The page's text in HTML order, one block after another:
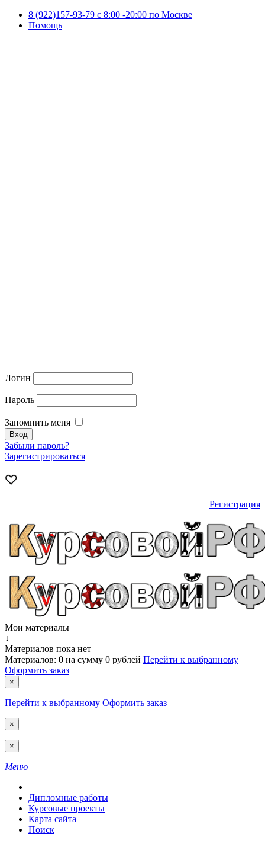
8 (922)157-93-79 c 8:00 -20:00 по Москве
Помощь
Логин
Пароль
Запомнить меня
Забыли пароль?
Зарегистрироваться
Регистрация
Мои материалы
↓
Материалов пока нет
Материалов: 0 на сумму 0 рублей Перейти к выбранному
Оформить заказ
×
Перейти к выбранному Оформить заказ
×
×
Меню
Дипломные работы
Курсовые проекты
Карта сайта
Поиск